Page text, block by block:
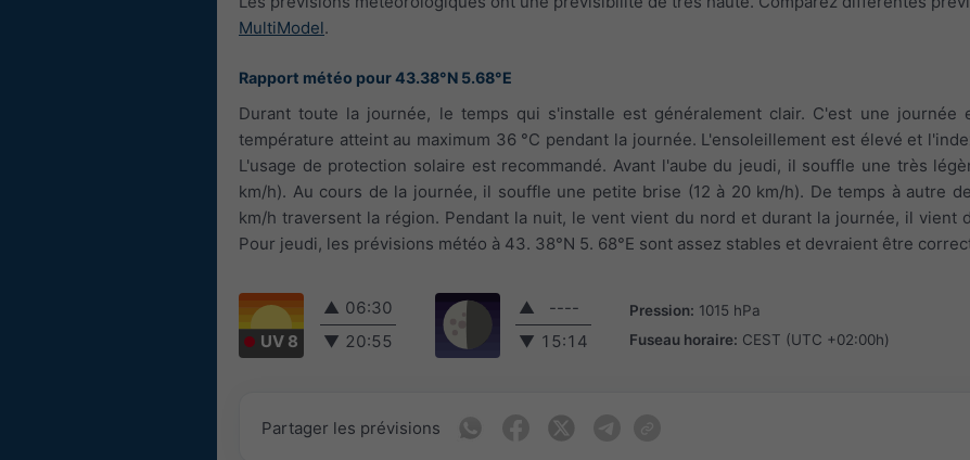
MultiModel.
Rapport météo pour 43.38°N 5.68°E
Durant toute la journée, le temps qui s'installe est généralement clair. C'est une journée
température atteint au maximum 36 °C pendant la journée. L'ensoleillement est élevé et
L'usage de protection solaire est recommandé. Avant l'aube du jeudi, il souffle une très
km/h). Au cours de la journée, il souffle une petite brise (12 à 20 km/h). De temps à autre
km/h traversent la région. Pendant la nuit, le vent vient du nord et durant la journée, il vient
Pour jeudi, les prévisions météo à 43. 38°N 5. 68°E sont assez stables et devraient être
UV 8
▲ 06:30
▼ 20:55
▲
----
▼ 15:14
Pression: 1015 hPa
Fuseau horaire: CEST (UTC +02:00h)
Partager les prévisions